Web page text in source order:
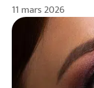
11 mars 2026